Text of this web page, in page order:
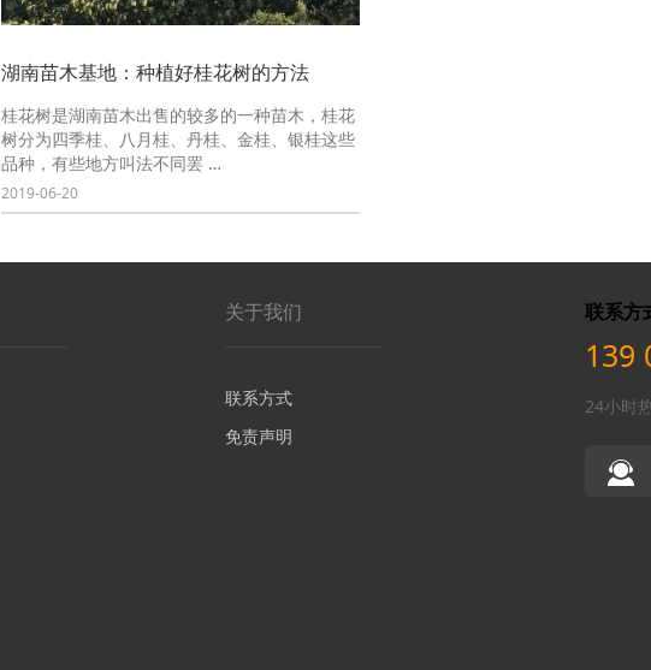
湖南苗木基地：种植好桂花树的方法
桂花树是湖南苗木出售的较多的一种苗木，桂花
树分为四季桂、八月桂、丹桂、金桂、银桂这些
品种，有些地方叫法不同罢 …
2019-06-20
关于我们
联系方式
免责声明
联系方
139
24小时